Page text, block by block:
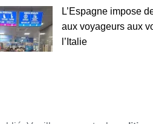
L’Espagne impose
aux voyageurs aux
l’Italie